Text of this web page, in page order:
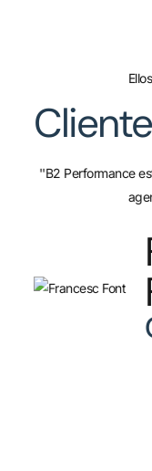
''B2 Performance